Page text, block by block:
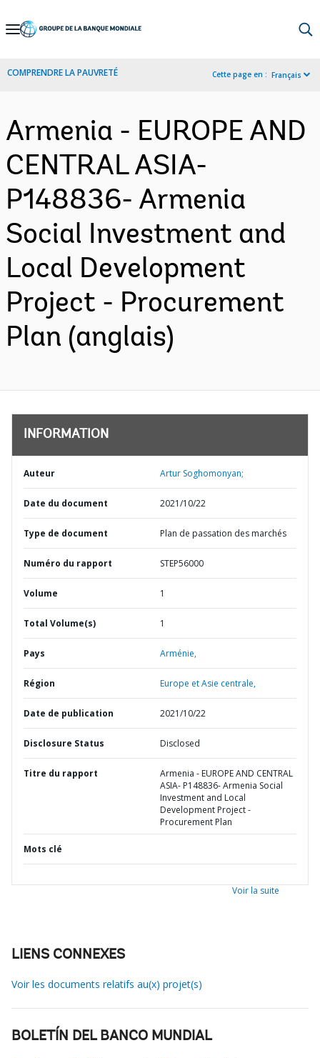
Skip
Navigation
COMPRENDRE LA PAUVRETÉ Cette page en : Français
Armenia - EUROPE AND
CENTRAL ASIA-
P148836- Armenia
Social Investment and
Local Development
Project - Procurement
Plan (anglais)
INFORMATION
Auteur Artur Soghomonyan;
Date du document 2021/10/22
Type de document Plan de passation des marchés
Numéro du rapport STEP56000
Volume 1
Total Volume(s) 1
Pays Arménie,
Région Europe et Asie centrale,
Date de publication 2021/10/22
Disclosure Status Disclosed
Titre du rapport
Armenia - EUROPE AND CENTRAL
ASIA- P148836- Armenia Social
Investment and Local
Development Project -
Procurement Plan
Mots clé
Voir la suite
LIENS CONNEXES
Voir les documents relatifs au(x) projet(s)
BOLETÍN DEL BANCO MUNDIAL